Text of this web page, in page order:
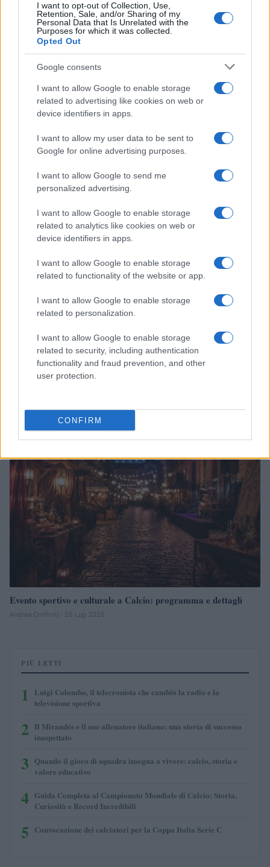
I want to opt-out of Collection, Use,
Retention, Sale, and/or Sharing of my
Personal Data that Is Unrelated with the
Purposes for which it was collected.
Opted Out
Google consents
I want to allow Google to enable storage
related to advertising like cookies on web or
device identifiers in apps.
I want to allow my user data to be sent to
Google for online advertising purposes.
I want to allow Google to send me
personalized advertising.
I want to allow Google to enable storage
related to analytics like cookies on web or
device identifiers in apps.
I want to allow Google to enable storage
related to functionality of the website or app.
I want to allow Google to enable storage
related to personalization.
I want to allow Google to enable storage
related to security, including authentication
functionality and fraud prevention, and other
user protection.
CONFIRM
CSI Bergamo: Tra Corsi, Eventi e Protezione dei Dati
Personali
Francesca Lombardi · 29 Lug 2026
NEWS
Quando il gioco di squadra insegna a vivere: calcio, storia e
NEWS
Evento sportivo e culturale a Calcio: programma e dettagli
Andrea Conforti · 26 Lug 2026
PIÙ LETTI
1
Luigi Colombo, il telecronista che cambiò la radio e la
televisione sportiva
2 Il Mirandés e il suo allenatore italiano: una storia di successo
inaspettato
3 Quando il gioco di squadra insegna a vivere: calcio, storia e
valore educativo
4 Guida Completa al Campionato Mondiale di Calcio: Storia,
Curiosità e Record Incredibili
5 Convocazione dei calciatori per la Coppa Italia Serie C